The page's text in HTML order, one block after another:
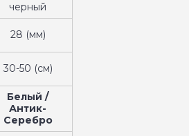
черный
28 (мм)
30-50 (см)
Белый /
Антик-
Серебро